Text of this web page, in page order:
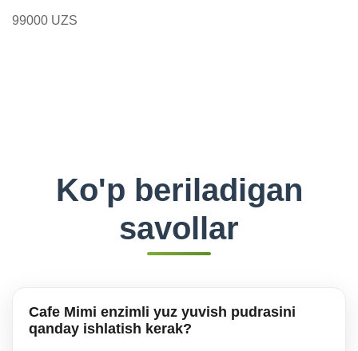
99000 UZS
Ko'p beriladigan
savollar
Cafe Mimi enzimli yuz yuvish pudrasini
qanday ishlatish kerak?